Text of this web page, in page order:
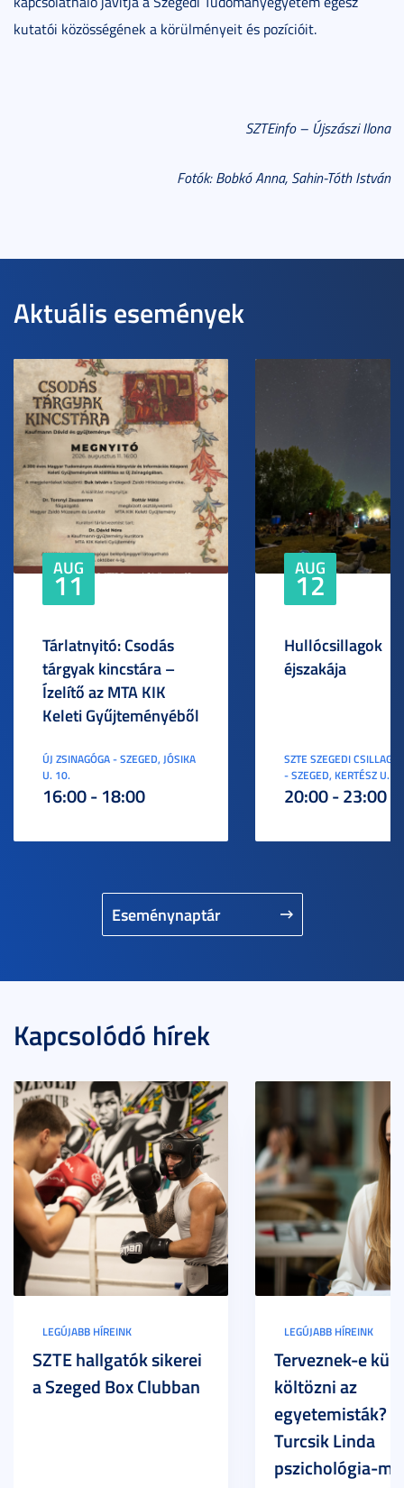
kutatói közösségének a körülményeit és pozícióit.
SZTEinfo – Újszászi Ilona
Fotók: Bobkó Anna, Sahin-Tóth István
Aktuális események
Eseménynaptár
AUG
11
Tárlatnyitó: Csodás
tárgyak kincstára –
Ízelítő az MTA KIK
Keleti Gyűjteményéből
ÚJ ZSINAGÓGA - SZEGED, JÓSIKA
U. 10.
16:00 - 18:00
AUG
12
Hullócsillagok
éjszakája
SZTE SZEGEDI
- SZEGED, KERTÉSZ U. 3.
20:00 - 23:00
Kapcsolódó hírek
LEGÚJABB HÍREINK
SZTE hallgatók sikerei
a Szeged Box Clubban
LEGÚJABB HÍREINK
Terveznek-e
költözni az
egyetemisták? –
Turcsik Linda
pszichológia-